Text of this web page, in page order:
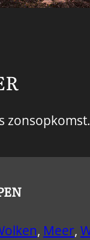
zonsopkomst.
, Meer,